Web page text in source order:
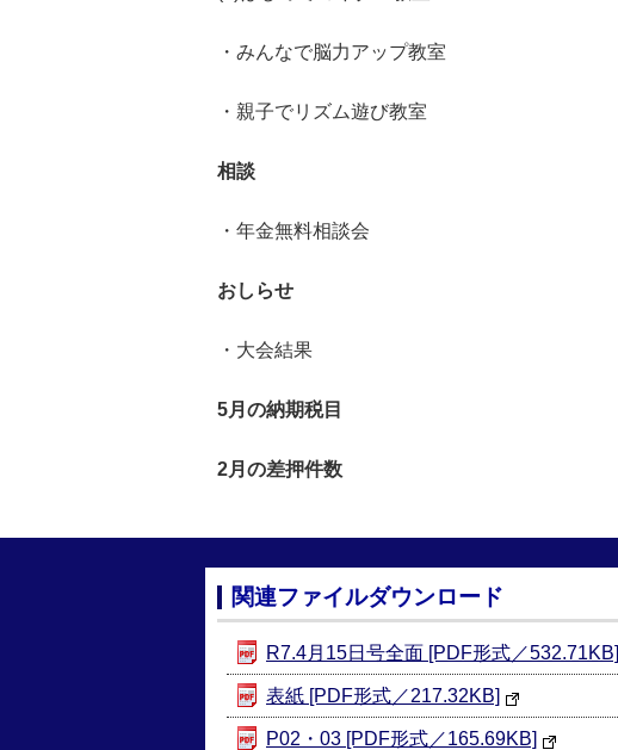
・みんなで脳力アップ教室
・親子でリズム遊び教室
相談
・年金無料相談会
おしらせ
・大会結果
5月の納期税目
2月の差押件数
関連ファイルダウンロード
R7.4月15日号全面 [PDF形式／532.71KB]
表紙 [PDF形式／217.32KB]
P02・03 [PDF形式／165.69KB]